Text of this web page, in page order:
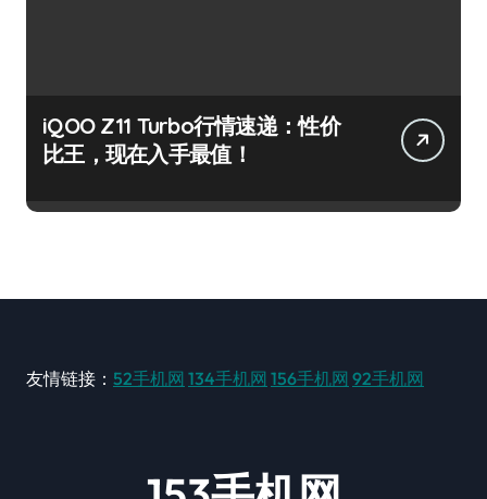
iQOO Z11 Turbo行情速递：性价
比王，现在入手最值！
友情链接： 52手机网 134手机网 156手机网 92手机网